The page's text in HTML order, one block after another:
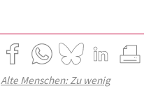
Alte Menschen: Zu wenig